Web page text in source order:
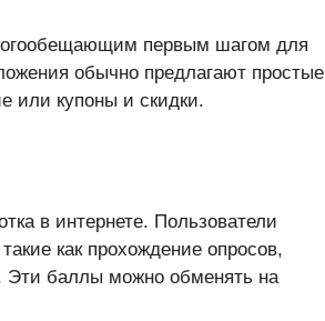
первым шагом для
обычно предлагают простые
или купоны и скидки.
в интернете. Пользователи
как прохождение опросов,
Эти баллы можно обменять на